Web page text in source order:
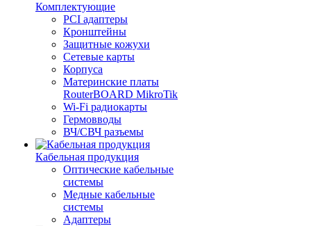
Комплектующие
PCI адаптеры
Кронштейны
Защитные кожухи
Сетевые карты
Корпуса
Материнские платы
RouterBOARD MikroTik
Wi-Fi радиокарты
Гермовводы
ВЧ/СВЧ разъемы
Кабельная продукция
Оптические кабельные
системы
Медные кабельные
системы
Адаптеры